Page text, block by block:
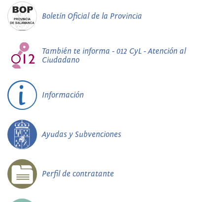
Boletín Oficial de la Provincia
También te informa - 012 CyL - Atención al
Ciudadano
Información
Ayudas y Subvenciones
Perfil de contratante